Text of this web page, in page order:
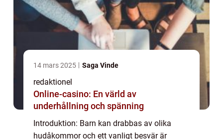
14 mars 2025 Saga Vinde
redaktionel
Online-casino: En värld av
underhållning och spänning
Introduktion: Barn kan drabbas av olika
hudåkommor och ett vanligt besvär är